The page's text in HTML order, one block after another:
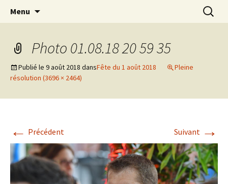
Menu
Photo 01.08.18 20 59 35
Publié le 9 août 2018 dansFête du 1 août 2018
Pleine
résolution (3696 × 2464)
← Précédent Suivant →